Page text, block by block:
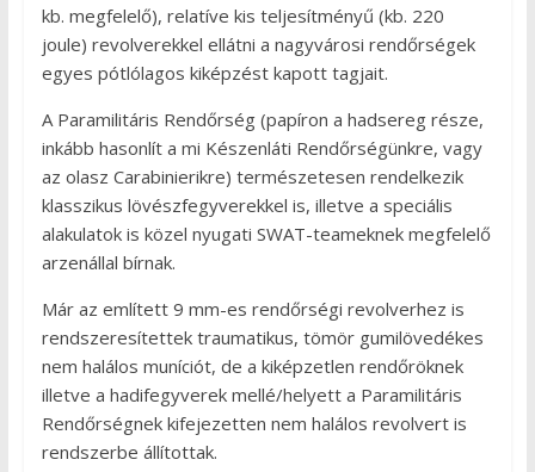
kb. megfelelő), relatíve kis teljesítményű (kb. 220
joule) revolverekkel ellátni a nagyvárosi rendőrségek
egyes pótlólagos kiképzést kapott tagjait.
A Paramilitáris Rendőrség (papíron a hadsereg része,
inkább hasonlít a mi Készenláti Rendőrségünkre, vagy
az olasz Carabinierikre) természetesen rendelkezik
klasszikus lövészfegyverekkel is, illetve a speciális
alakulatok is közel nyugati SWAT-teameknek megfelelő
arzenállal bírnak.
Már az említett 9 mm-es rendőrségi revolverhez is
rendszeresítettek traumatikus, tömör gumilövedékes
nem halálos muníciót, de a kiképzetlen rendőröknek
illetve a hadifegyverek mellé/helyett a Paramilitáris
Rendőrségnek kifejezetten nem halálos revolvert is
rendszerbe állítottak.